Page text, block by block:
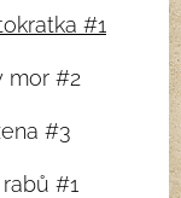
#1
mor #2
#3
#1